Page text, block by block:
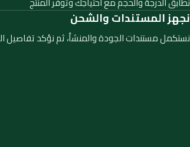
نجهز المستندات والشحن
نستكمل مستندات الجودة والمنشأ، ثم نؤكد تفاصيل